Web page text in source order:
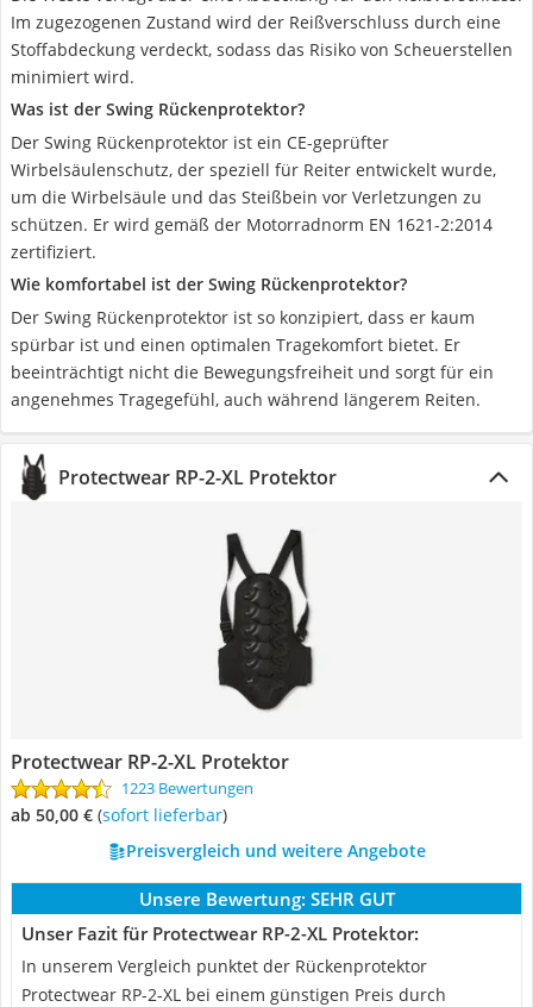
Im zugezogenen Zustand wird der Reißverschluss durch eine
Stoffabdeckung verdeckt, sodass das Risiko von Scheuerstellen
minimiert wird.
Was ist der Swing Rückenprotektor?
Der Swing Rückenprotektor ist ein CE-geprüfter
Wirbelsäulenschutz, der speziell für Reiter entwickelt wurde,
um die Wirbelsäule und das Steißbein vor Verletzungen zu
schützen. Er wird gemäß der Motorradnorm EN 1621-2:2014
zertifiziert.
Wie komfortabel ist der Swing Rückenprotektor?
Der Swing Rückenprotektor ist so konzipiert, dass er kaum
spürbar ist und einen optimalen Tragekomfort bietet. Er
beeinträchtigt nicht die Bewegungsfreiheit und sorgt für ein
angenehmes Tragegefühl, auch während längerem Reiten.
Protectwear RP-2-XL Protektor
Protectwear RP-2-XL Protektor
1223 Bewertungen
ab 50,00 € ( Sofort lieferbar)
Preisvergleich und weitere Angebote
Unsere Bewertung: SEHR GUT
Unser Fazit für Protectwear RP-2-XL Protektor:
In unserem Vergleich punktet der Rückenprotektor
Protectwear RP-2-XL bei einem günstigen Preis durch